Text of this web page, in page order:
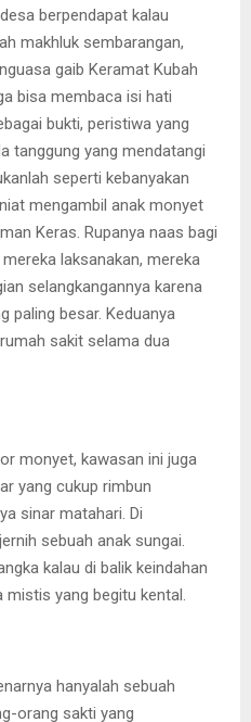
berpendapat kalau
makhluk sembarangan,
gaib Keramat Kubah
bisa membaca isi hati
bukti, peristiwa yang
tanggung yang mendatangi
seperti kebanyakan
mengambil anak monyet
Keras. Rupanya naas bagi
laksanakan, mereka
selangkangannya karena
paling besar. Keduanya
sakit selama dua
monyet, kawasan ini juga
yang cukup rimbun
sinar matahari. Di
sebuah anak sungai.
kalau di balik keindahan
yang begitu kental.
hanyalah sebuah
orang sakti yang